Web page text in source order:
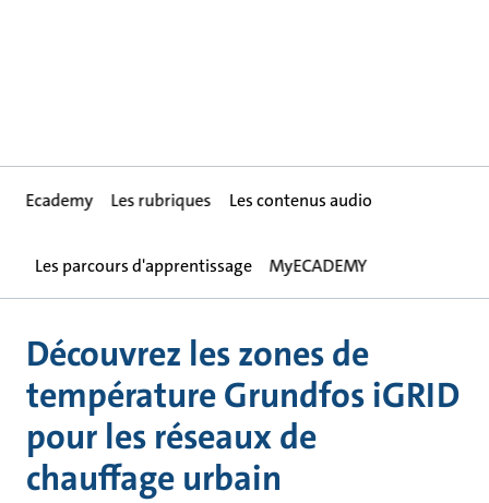
Ecademy Les rubriques Les contenus audio
Les parcours d'apprentissage MyECADEMY
Découvrez les zones de
température Grundfos iGRID
pour les réseaux de
chauffage urbain